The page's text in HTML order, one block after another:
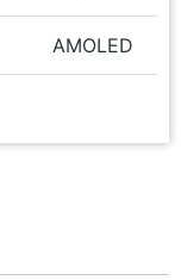
AMOLED